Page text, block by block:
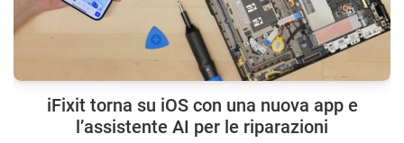
iFixit torna su iOS con una nuova app e
l’assistente AI per le riparazioni